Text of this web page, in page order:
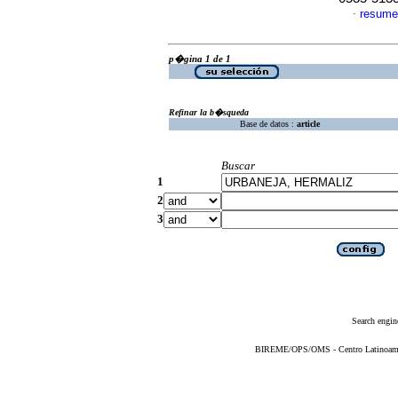
·
p�gina 1 de 1
Refinar la b�squeda
Base de datos : article
Buscar
1
2
3
Search
BIREME/OPS/OMS - Centro